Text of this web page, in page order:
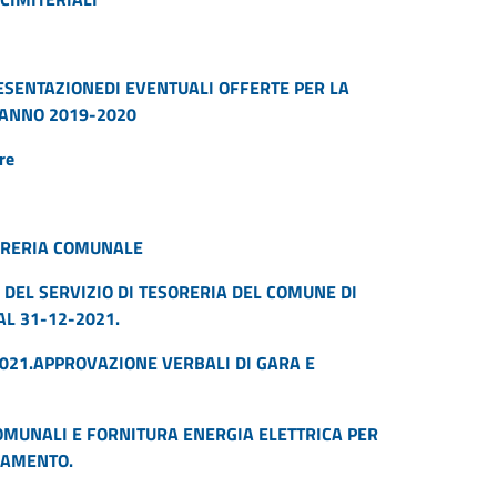
EVENTUALI OFFERTE PER LA
ANNO 2019-2020
COMUNALE
SERVIZIO DI TESORERIA DEL COMUNE DI
31-12-2021.
VERBALI DI GARA E
E FORNITURA ENERGIA ELETTRICA PER